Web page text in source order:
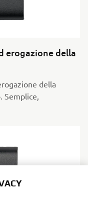
erogazione della
della